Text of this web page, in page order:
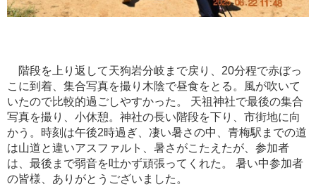
階段を上り返して天狗岩分岐まで戻り、20分程で赤ぼっ
こに到着、集合写真を撮り木陰で昼食をとる。風が吹いて
いたので比較的過ごしやすかった。 天祖神社で最後の集合
写真を撮り、小休憩。神社の長い階段を下り、市街地に向
かう。時刻は午後2時過ぎ、凄い暑さの中、青梅駅までの道
は山道と違いアスファルト、暑さがこたえたが、参加者
は、最後まで弱音を吐かず頑張ってくれた。 暑い中参加者
の皆様、ありがとうございました。